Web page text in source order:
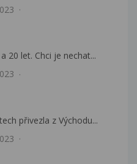
20 let. Chci je nechat...
přivezla z Východu...